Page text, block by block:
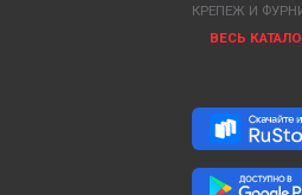
КРЕПЕЖ И
ВЕСЬ